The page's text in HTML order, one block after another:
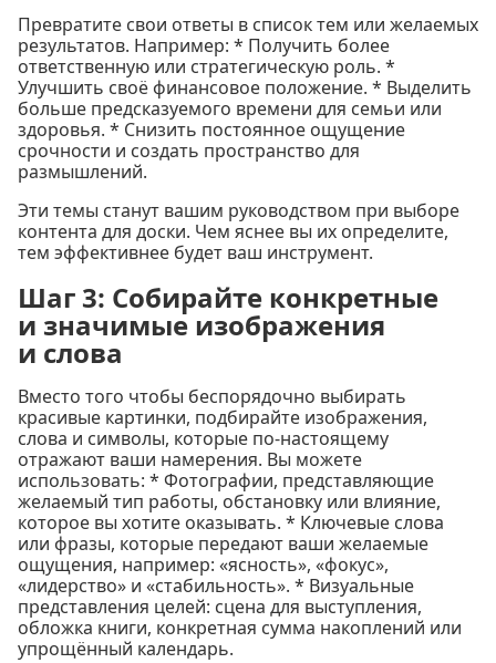
Превратите свои ответы в список тем или желаемых
результатов. Например: * Получить более
ответственную или стратегическую роль. *
Улучшить своё финансовое положение. * Выделить
больше предсказуемого времени для семьи или
здоровья. * Снизить постоянное ощущение
срочности и создать пространство для
размышлений.
Эти темы станут вашим руководством при выборе
контента для доски. Чем яснее вы их определите,
тем эффективнее будет ваш инструмент.
Шаг 3: Собирайте конкретные
и значимые изображения
и слова
Вместо того чтобы беспорядочно выбирать
красивые картинки, подбирайте изображения,
слова и символы, которые по-настоящему
отражают ваши намерения. Вы можете
использовать: * Фотографии, представляющие
желаемый тип работы, обстановку или влияние,
которое вы хотите оказывать. * Ключевые слова
или фразы, которые передают ваши желаемые
ощущения, например: «ясность», «фокус»,
«лидерство» и «стабильность». * Визуальные
представления целей: сцена для выступления,
обложка книги, конкретная сумма накоплений или
упрощённый календарь.